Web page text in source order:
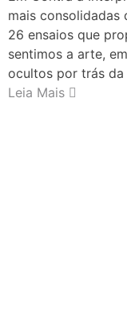
mais consolidadas
26 ensaios que
sentimos a arte,
ocultos por trás
Leia Mais